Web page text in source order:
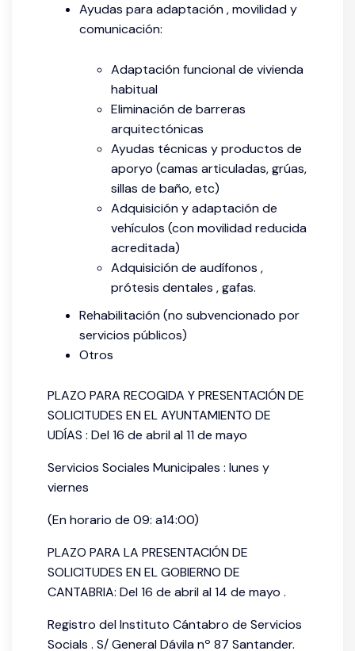
Ayudas para adaptación , movilidad y
comunicación:
Adaptación funcional de vivienda
habitual
Eliminación de barreras
arquitectónicas
Ayudas técnicas y productos de
aporyo (camas articuladas, grúas,
sillas de baño, etc)
Adquisición y adaptación de
vehículos (con movilidad reducida
acreditada)
Adquisición de audífonos ,
prótesis dentales , gafas.
Rehabilitación (no subvencionado por
servicios públicos)
Otros
PLAZO PARA RECOGIDA Y PRESENTACIÓN DE
SOLICITUDES EN EL AYUNTAMIENTO DE
UDÍAS : Del 16 de abril al 11 de mayo
Servicios Sociales Municipales : lunes y
viernes
(En horario de 09: a14:00)
PLAZO PARA LA PRESENTACIÓN DE
SOLICITUDES EN EL GOBIERNO DE
CANTABRIA: Del 16 de abril al 14 de mayo .
Registro del Instituto Cántabro de Servicios
Socials . S/ General Dávila nº 87 Santander.